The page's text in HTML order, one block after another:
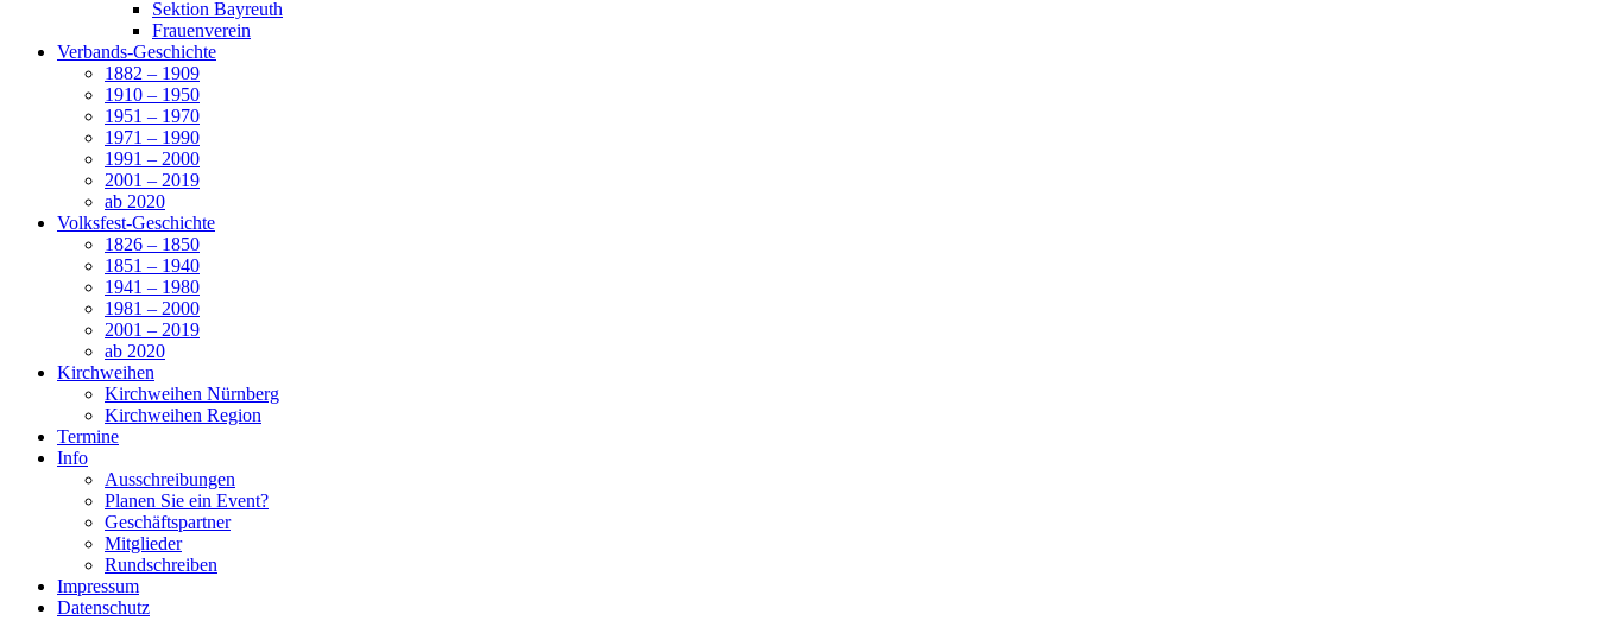
Sektion Bayreuth
Frauenverein
Verbands-Geschichte
1882 – 1909
1910 – 1950
1951 – 1970
1971 – 1990
1991 – 2000
2001 – 2019
ab 2020
Volksfest-Geschichte
1826 – 1850
1851 – 1940
1941 – 1980
1981 – 2000
2001 – 2019
ab 2020
Kirchweihen
Kirchweihen Nürnberg
Kirchweihen Region
Termine
Info
Ausschreibungen
Planen Sie ein Event?
Geschäftspartner
Mitglieder
Rundschreiben
Impressum
Datenschutz